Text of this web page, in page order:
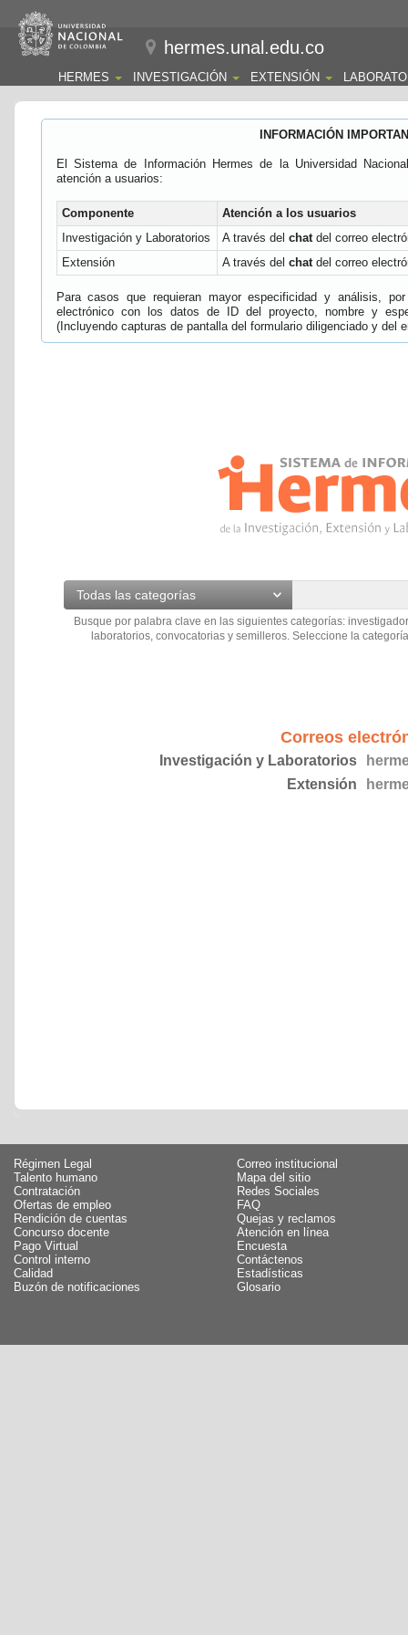
hermes.unal.edu.co
HERMES INVESTIGACIÓN EXTENSIÓN
INFORMACIÓN
El Sistema de Información Hermes de la Universidad
atención a usuarios:
Componente
Atención a los usuarios
Investigación y Laboratorios
A través del chatdel correo
Extensión
A través del chatdel correo
Para casos que requieran mayor especificidad y análisis,
electrónico con los datos de ID del proyecto, nombre y
(Incluyendo capturas de pantalla del formulario diligenciado y del
Todas las categorías
Busque por palabra clave en las siguientes categorías:
laboratorios, convocatorias y semilleros. Seleccione la
Correos
Investigación y Laboratorios
Extensión
Régimen Legal
Talento humano
Contratación
Ofertas de empleo
Rendición de cuentas
Concurso docente
Pago Virtual
Control interno
Calidad
Buzón de notificaciones
Correo institucional
Mapa del sitio
Redes Sociales
FAQ
Quejas y reclamos
Atención en línea
Encuesta
Contáctenos
Estadísticas
Glosario